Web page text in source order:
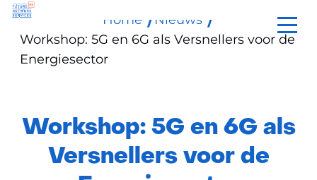
Ga
naar
Home
Nieuws
Workshop: 5G en 6G als Versnellers voor de
Energiesector
Workshop: 5G en 6G als
Versnellers voor de